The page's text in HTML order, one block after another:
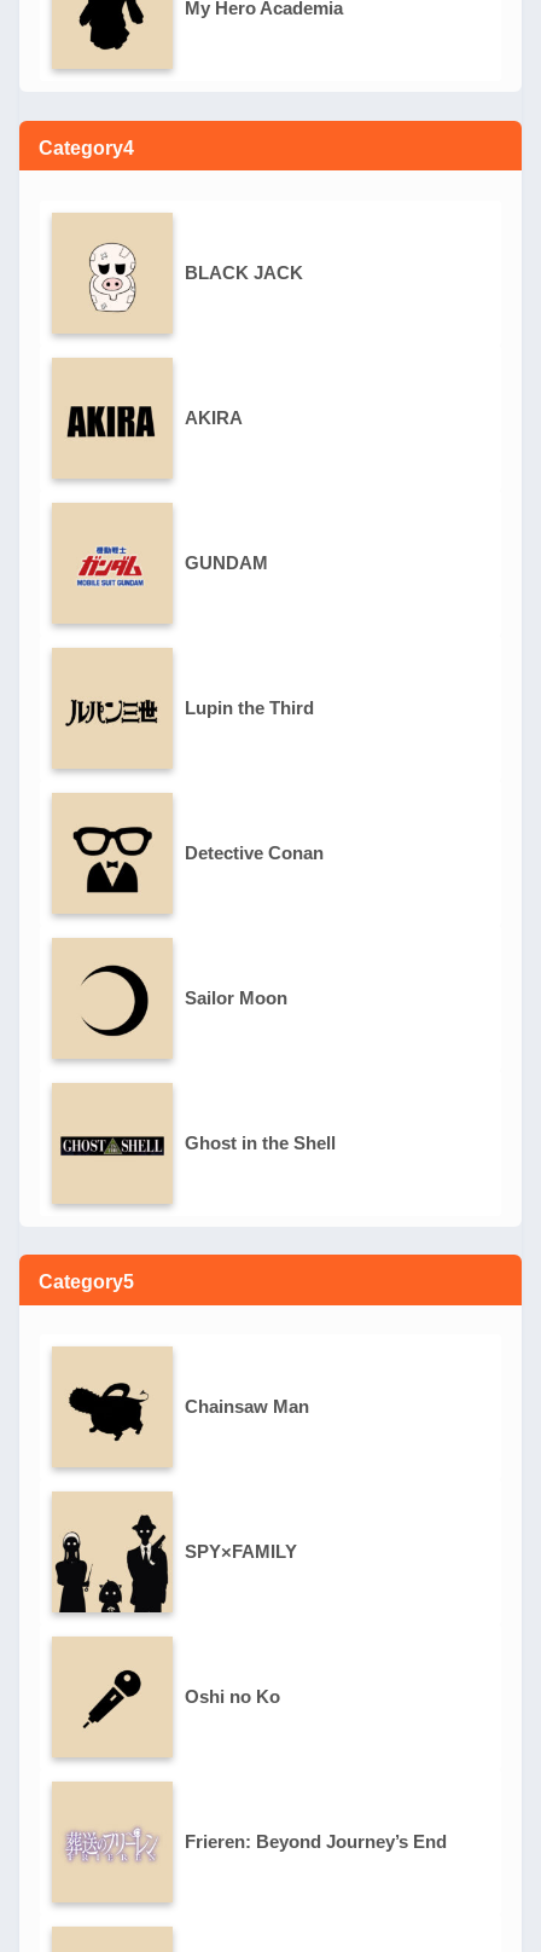
My Hero Academia
Category4
BLACK JACK
AKIRA
GUNDAM
Lupin the Third
Detective Conan
Sailor Moon
Ghost in the Shell
Category5
Chainsaw Man
SPY×FAMILY
Oshi no Ko
Frieren: Beyond Journey’s End